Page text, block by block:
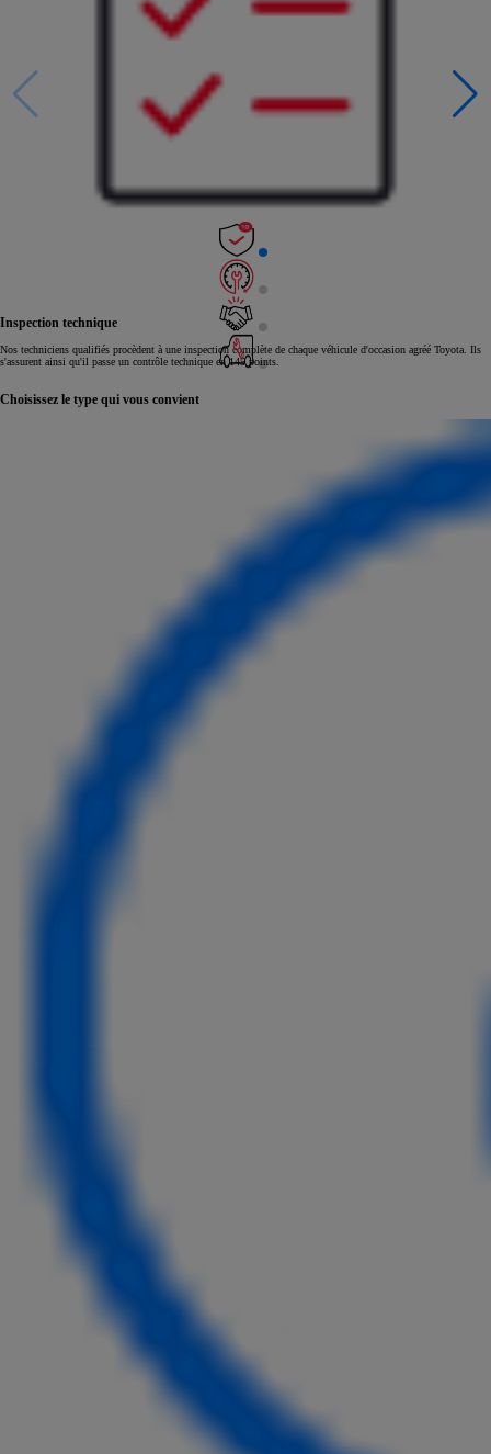
Inspection technique
Nos techniciens qualifiés procèdent à une inspection complète de chaque véhicule d'occasion agréé Toyota. Ils
s'assurent ainsi qu'il passe un contrôle technique en 145 points.
Choisissez le type qui vous convient